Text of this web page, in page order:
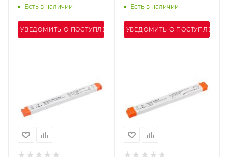
IP20 Пластик, 5 лет)
Есть в наличии
УВЕДОМИТЬ О ПОСТУПЛЕНИИ
(Arlight, IP20 Пластик, 5
Есть в наличии
УВЕДОМИТЬ О ПОСТУПЛЕНИИ